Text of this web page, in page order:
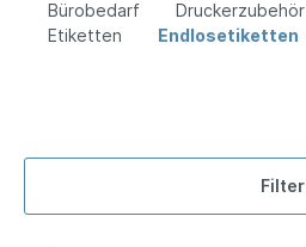
Bürobedarf Druckerzubehör
Etiketten
Endlosetiketten
Filter